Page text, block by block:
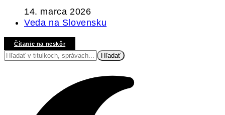
14. marca 2026
Veda na Slovensku
Čítanie na neskôr